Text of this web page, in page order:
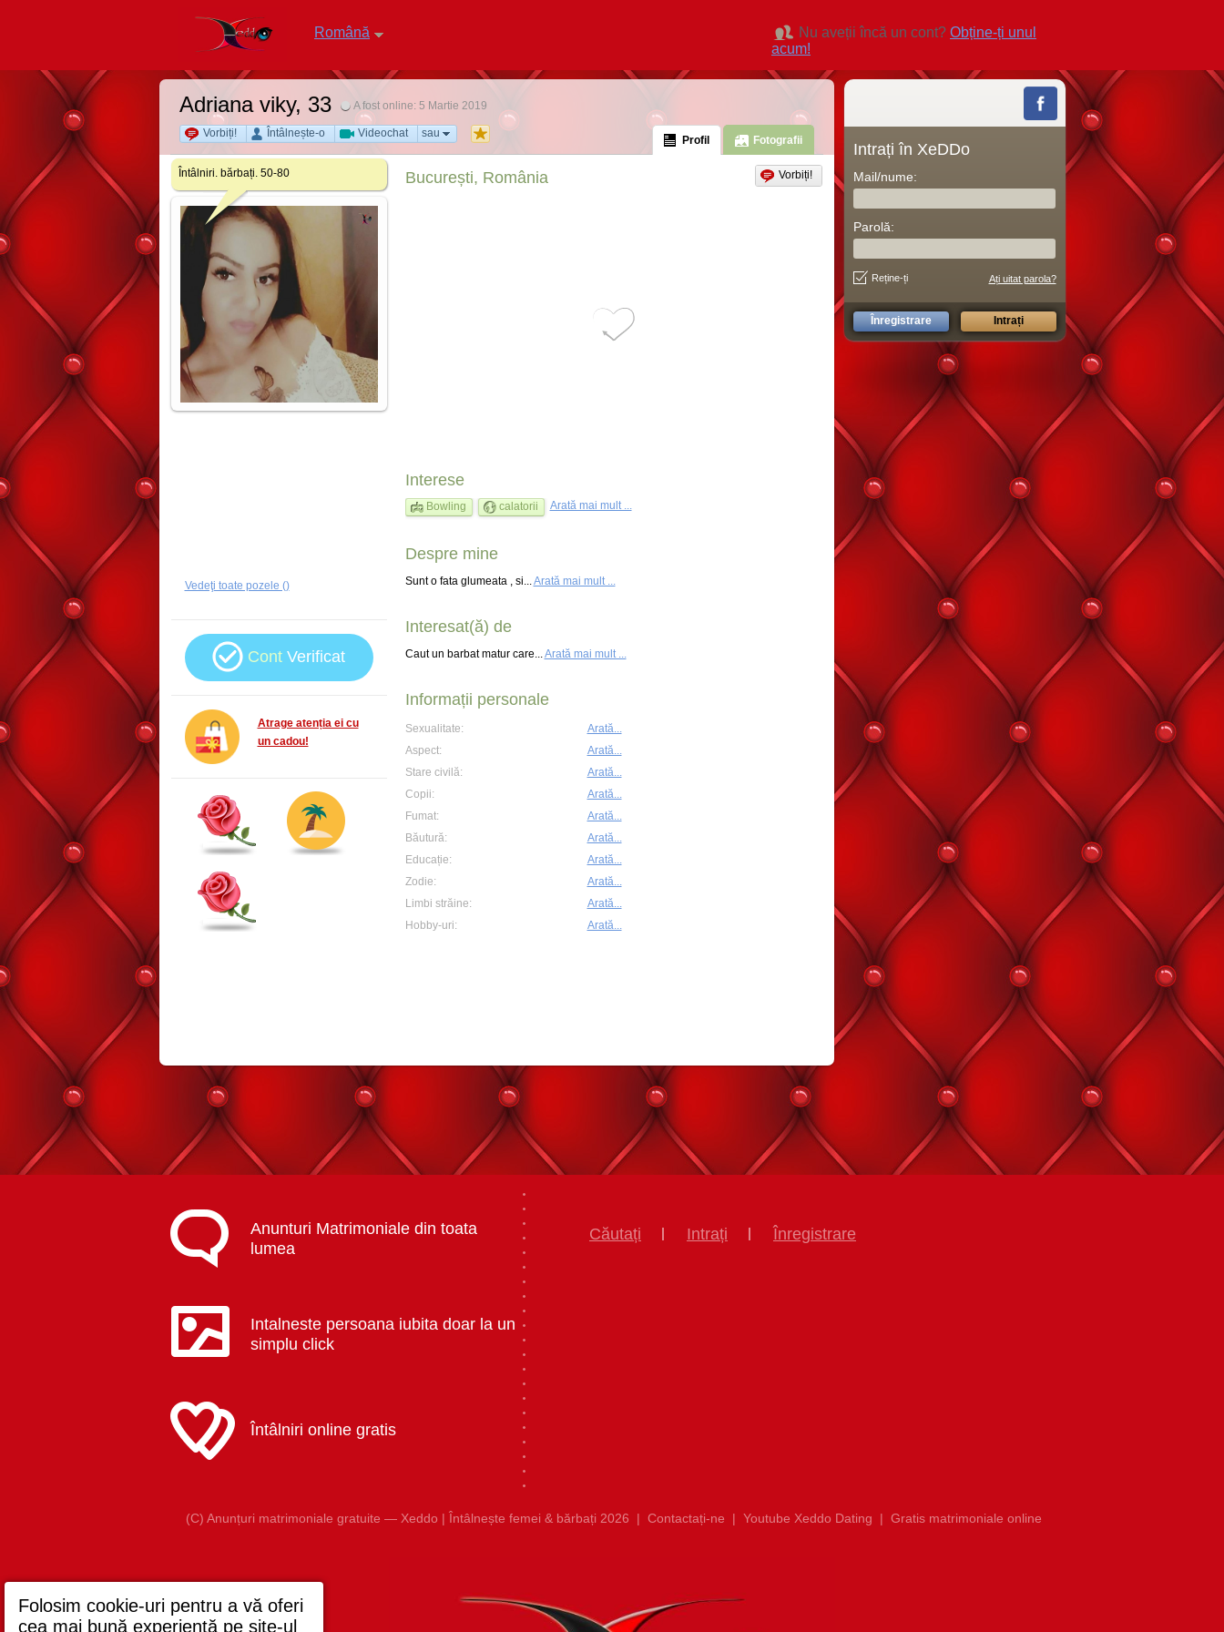
Română Nu aveții încă un cont? Obține-ți unul
acum!
Adriana viky, 33 A fost online: 5 Martie 2019
Vorbiți! Întâlnește-o Videochat sau
Profil Fotografii
Întâlniri. bărbați. 50-80
Vedeţi toate pozele ()
Cont Verificat
Atrage atenția ei cu
un cadou!
Vorbiți!
București, România
Interese
Bowling calatorii Arată mai mult ...
Despre mine
Sunt o fata glumeata , si...Arată mai mult ...
Interesat(ă) de
Caut un barbat matur care...Arată mai mult ...
Informații personale
Sexualitate:
Arată...
Aspect:
Arată...
Stare civilă:
Arată...
Copii:
Arată...
Fumat:
Arată...
Băutură:
Arată...
Educație:
Arată...
Zodie:
Arată...
Limbi străine:
Arată...
Hobby-uri:
Arată...
Intrați în XeDDo
Mail/nume:
Parolă:
Reține-ți Ați uitat parola?
Anunturi Matrimoniale din toata
lumea
Intalneste persoana iubita doar la un
simplu click
Întâlniri online gratis
Căutați Intrați Înregistrare
(C) Anunțuri matrimoniale gratuite — Xeddo | Întâlnește femei & bărbați 2026 | Contactați-ne | Youtube Xeddo Dating | Gratis matrimoniale online
Folosim cookie-uri pentru a vă oferi
cea mai bună experiență pe site-ul